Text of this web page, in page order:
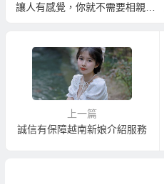
讓人有感覺，你就不需要相親
上一篇
誠信有保障越南新娘介紹服務